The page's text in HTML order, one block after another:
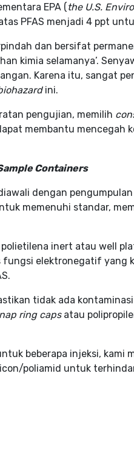
EPA (the U.S.
PFAS menjadi 4 ppt
dan bersifat
kimia selamanya’.
Karena itu, sangat
ini.
pengujian, memilih
membantu mencegah
Containers
dengan
memenuhi standar,
inert atau well
fungsi elektronegatif yang
tidak ada
ring capsatau
beberapa injeksi, kami
poliamid untuk